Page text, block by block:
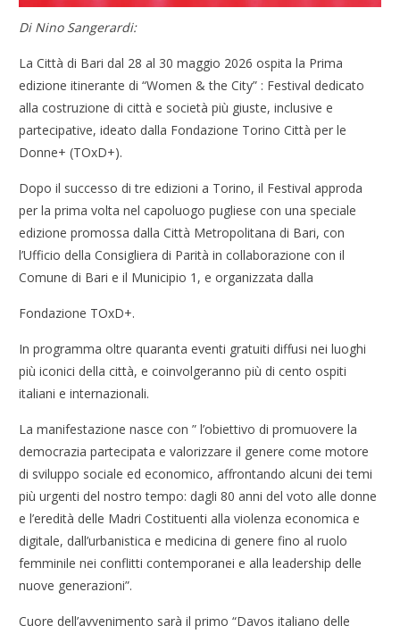
Di Nino Sangerardi:
La Città di Bari dal 28 al 30 maggio 2026 ospita la Prima
edizione itinerante di “Women & the City” : Festival dedicato
alla costruzione di città e società più giuste, inclusive e
partecipative, ideato dalla Fondazione Torino Città per le
Donne+ (TOxD+).
Dopo il successo di tre edizioni a Torino, il Festival approda
per la prima volta nel capoluogo pugliese con una speciale
edizione promossa dalla Città Metropolitana di Bari, con
l’Ufficio della Consigliera di Parità in collaborazione con il
Comune di Bari e il Municipio 1, e organizzata dalla
Fondazione TOxD+.
In programma oltre quaranta eventi gratuiti diffusi nei luoghi
più iconici della città, e coinvolgeranno più di cento ospiti
italiani e internazionali.
La manifestazione nasce con ” l’obiettivo di promuovere la
democrazia partecipata e valorizzare il genere come motore
di sviluppo sociale ed economico, affrontando alcuni dei temi
più urgenti del nostro tempo: dagli 80 anni del voto alle donne
e l’eredità delle Madri Costituenti alla violenza economica e
digitale, dall’urbanistica e medicina di genere fino al ruolo
femminile nei conflitti contemporanei e alla leadership delle
nuove generazioni”.
Cuore dell’avvenimento sarà il primo “Davos italiano delle